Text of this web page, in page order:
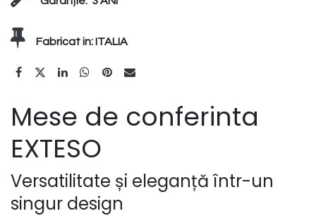
Fabricat in: ITALIA
Mese de conferinta
EXTESO
Versatilitate și eleganță într-un
singur design